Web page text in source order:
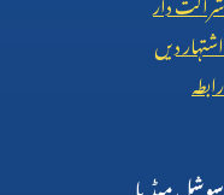
اشتہار دیں
رابطہ